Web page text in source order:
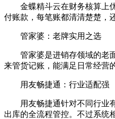
金蝶精斗云在财务核算上优
付账款，每笔账都清清楚楚，
管家婆：老牌实用之选
管家婆是进销存领域的老面
来管货记账，能满足日常经营
用友畅捷通：行业适配强
用友畅捷通针对不同行业有
出库的全流程管控。不过系统